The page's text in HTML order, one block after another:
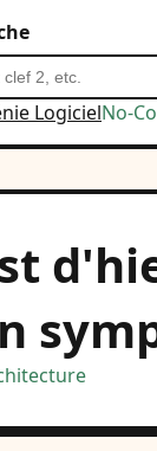
LogicielNo-